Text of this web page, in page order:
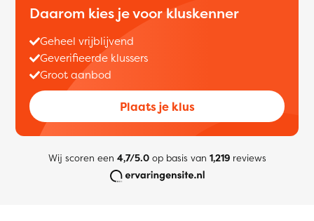
Daarom kies je voor kluskenner
Geheel vrijblijvend
Geverifieerde klussers
Groot aanbod
Plaats je klus
Wij scoren een 4,7/5.0op basis van 1,219reviews